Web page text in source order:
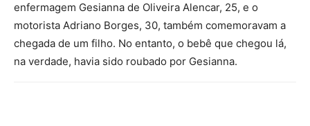
enfermagem Gesianna de Oliveira Alencar, 25, e o
motorista Adriano Borges, 30, também comemoravam a
chegada de um filho. No entanto, o bebê que chegou lá,
na verdade, havia sido roubado por Gesianna.